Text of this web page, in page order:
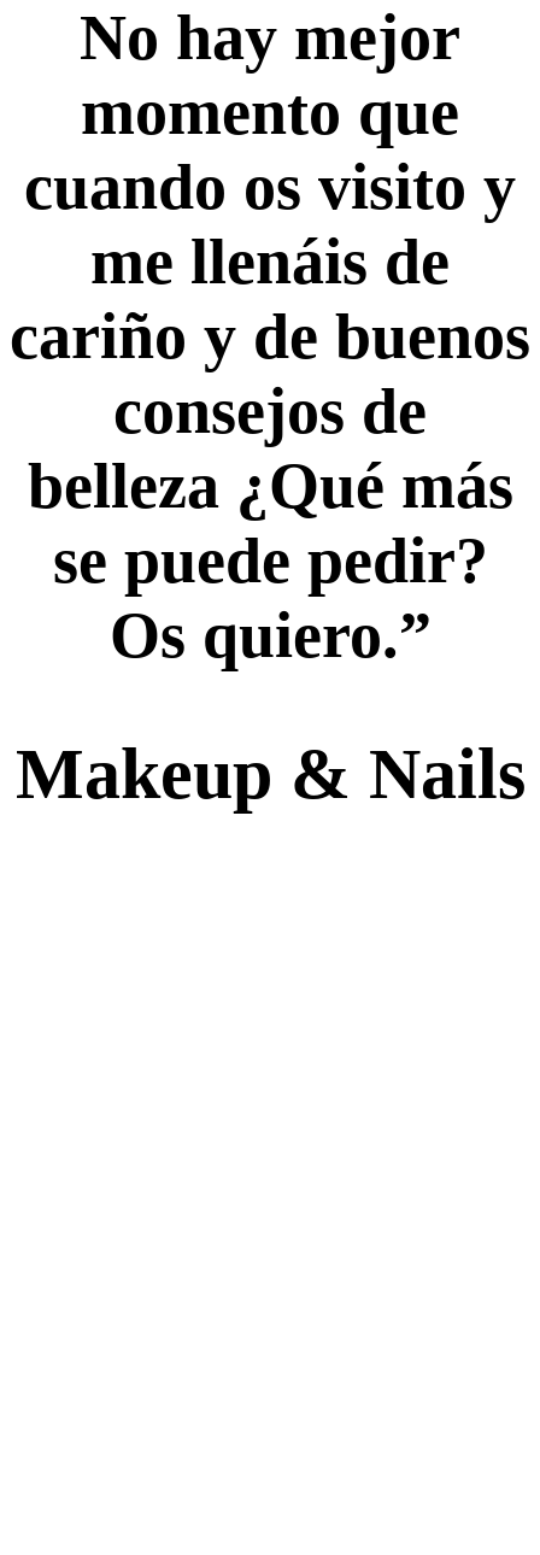
No hay mejor
momento que
cuando os visito y
me llenáis de
cariño y de buenos
consejos de
belleza ¿Qué más
se puede pedir?
Os quiero.”
Makeup & Nails